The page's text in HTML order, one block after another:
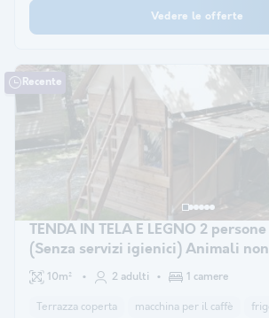
Vedere le offerte
Recente
TENDA IN TELA E LEGNO 2
(Senza servizi igienici) Animali
10m² 2 adulti 1 camere
Terrazza coperta macchina per il caffè